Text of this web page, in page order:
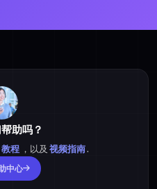
助吗？
教程 ，以及 视频指南.
中心